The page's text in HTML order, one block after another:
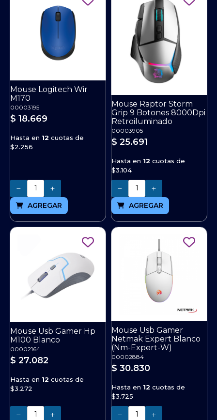
Mouse Logitech Wir
M170
00003195
$ 18.669
Hasta en 12 cuotas de
$2.256
Cantidad
AGREGAR
Mouse Raptor Storm
Grip 9 Botones 8000Dpi
Retroiluminado
00003905
$ 25.691
Hasta en 12 cuotas de
$3.104
Cantidad
AGREGAR
Mouse Usb Gamer Hp
M100 Blanco
00002164
$ 27.082
Hasta en 12 cuotas de
$3.272
Cantidad
Mouse Usb Gamer
Netmak Expert Blanco
(Nm-Expert-W)
00002884
$ 30.830
Hasta en 12 cuotas de
$3.725
Cantidad